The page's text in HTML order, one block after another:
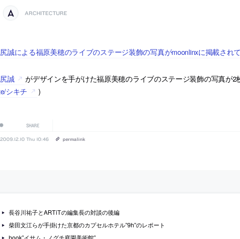
ARCHITECTURE
誠による福原美穂のライブのステージ装飾の写真がmoonlinxに掲載され
誠
がデザインを手がけた福原美穂のライブのステージ装飾の写真が2
シキチ
)
SHARE
2009.12.10 Thu 10:46 permalink
長谷川祐子とARTiTの編集長の対談の後編
柴田文江らが手掛けた京都のカプセルホテル”9h”のレポート
book”イサム・ノグチ庭園美術館”